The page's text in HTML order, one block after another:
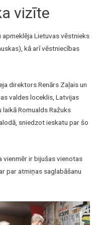
vizīte
Lietuvas vēstnieks
kā arī vēstniecības
direktors Renārs Zaļais un
valdes loceklis, Latvijas
Romualds Ražuks
sniedzot ieskatu par šo
vienmēr ir bijušas vienotas
par atmiņas saglabāšanu